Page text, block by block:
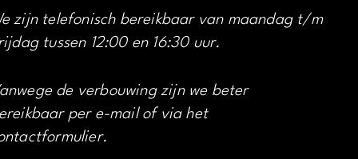
zijn telefonisch bereikbaar van maandag t/m
tussen 12:00 en 16:30 uur.
de verbouwing zijn we beter
per e-mail of via het